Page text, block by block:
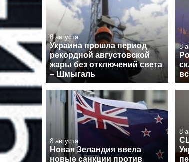
8 августа
Украина прошла период
рекордной августовской
жары без отключений света
– Шмыгаль
8
8 августа
Новая Зеландия ввела
новые санкции против
8